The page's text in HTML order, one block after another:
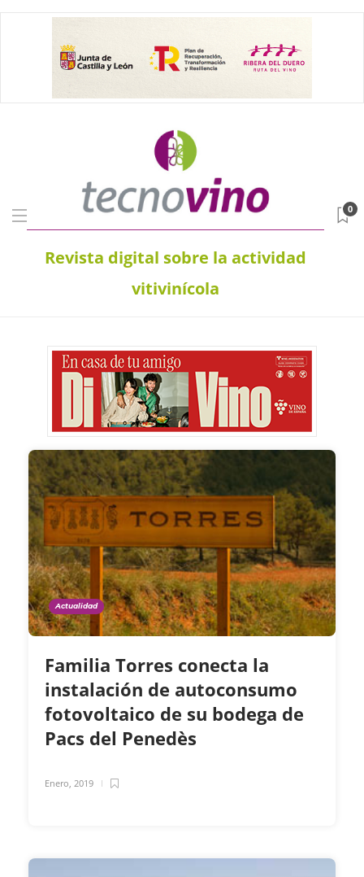
Revista digital sobre la actividad
vitivinícola
0
Actualidad
Familia Torres conecta la
instalación de autoconsumo
fotovoltaico de su bodega de
Pacs del Penedès
Enero, 2019